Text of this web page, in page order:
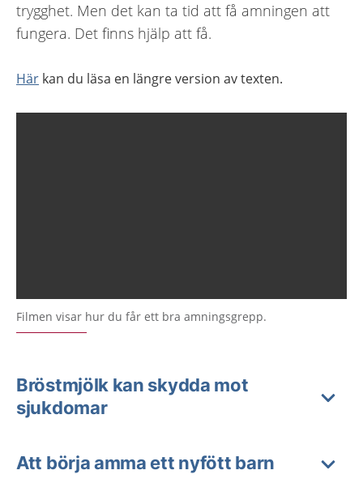
trygghet. Men det kan ta tid att få amningen att
fungera. Det finns hjälp att få.
Här kan du läsa en längre version av texten.
Filmen visar hur du får ett bra amningsgrepp.
Bröstmjölk kan skydda mot
sjukdomar
Att börja amma ett nyfött barn